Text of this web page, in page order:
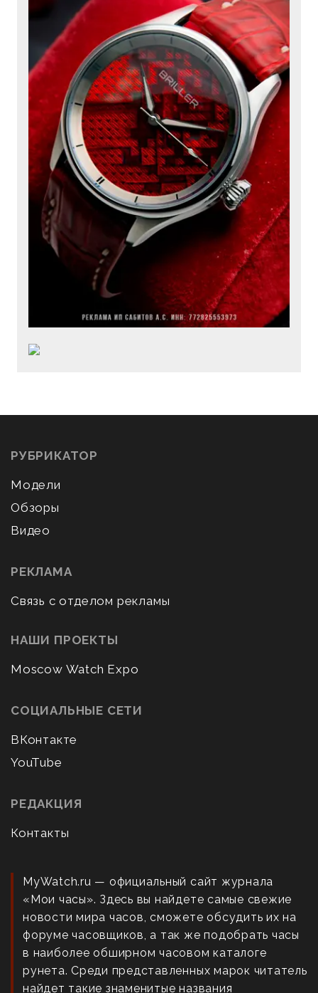
РУБРИКАТОР
Модели
Обзоры
Видео
РЕКЛАМА
Связь с отделом рекламы
НАШИ ПРОЕКТЫ
Moscow Watch Expo
СОЦИАЛЬНЫЕ СЕТИ
ВКонтакте
YouTube
РЕДАКЦИЯ
Контакты
MyWatch.ru — официальный сайт журнала
«Мои часы». Здесь вы найдете самые свежие
новости мира часов, сможете обсудить их на
форуме часовщиков, а так же подобрать часы
в наиболее обширном часовом каталоге
рунета. Среди представленных марок читатель
найдет такие знаменитые названия